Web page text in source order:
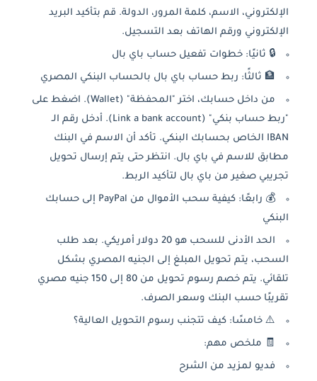
الإلكتروني، الاسم، كلمة المرور، الدولة. قم بتأكيد البريد
الإلكتروني ورقم الهاتف بعد التسجيل.
🔒 ثانيًا: خطوات تفعيل حساب باي بال
🏦 ثالثًا: ربط حساب باي بال بالحساب البنكي المصري
من داخل حسابك، اختر "المحفظة" (Wallet). اضغط على
"ربط حساب بنكي" (Link a bank account). أدخل رقم الـ
IBAN الخاص بحسابك البنكي. تأكد أن الاسم في البنك
مطابق للاسم في باي بال. انتظر حتى يتم إرسال تحويل
تجريبي صغير من باي بال لتأكيد الربط.
💰 رابعًا: كيفية سحب الأموال من PayPal إلى حسابك
البنكي
الحد الأدنى للسحب هو 20 دولار أمريكي. بعد طلب
السحب، يتم تحويل المبلغ إلى الجنيه المصري بشكل
تلقائي. يتم خصم رسوم تحويل من 80 إلى 150 جنيه مصري
تقريبًا حسب البنك وسعر الصرف.
⚠️ خامسًا: كيف تتجنب رسوم التحويل العالية؟
🧾 ملخص مهم:
فديو لمزيد من الشرح